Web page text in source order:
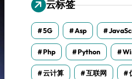
云标签
5G Asp
Php Python
云计算 互联网